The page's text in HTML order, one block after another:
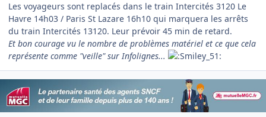
Les voyageurs sont replacés dans le train Intercités 3120 Le
Havre 14h03 / Paris St Lazare 16h10 qui marquera les arrêts
du train Intercités 13120. Leur prévoir 45 min de retard.
Et bon courage vu le nombre de problèmes matériel et ce que cela
représente comme "veille" sur Infolignes...